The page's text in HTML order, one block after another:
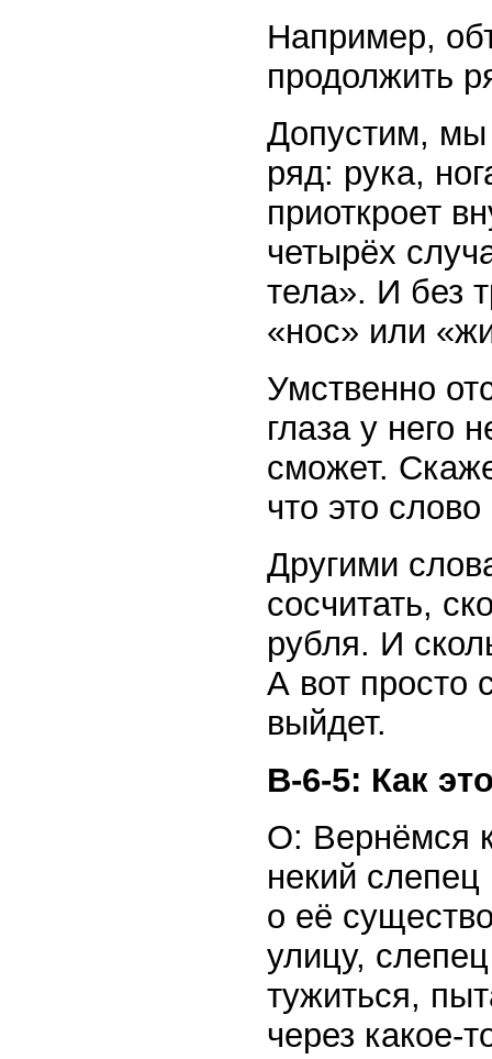
Например,
продолжить
Допустим, мы
ряд: рука,
приоткроет
четырёх
тела». И без
«нос» или
Умственно
глаза у него
сможет.
что это
Другими
сосчитать,
рубля. И
А вот просто
выйдет.
В-6-5: Как
О: Вернёмся
некий слепец
о её
улицу,
тужиться,
через какое-